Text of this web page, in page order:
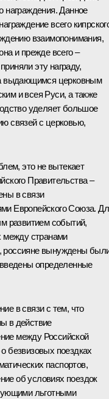
награждения. Данное
всего
взаимопонимания,
и прежде всего –
эту награду,
выдающимся церковным
и всея Руси, а также
уделяет большое
связей с церковью,
это не вытекает
Правительства –
в связи
Европейского Союза.
развитием событий,
между странами
россияне вынуждены
определенные
в связи с тем, что
в действие
между Российской
безвизовых поездках
паспортов,
об условиях поездок
льготными